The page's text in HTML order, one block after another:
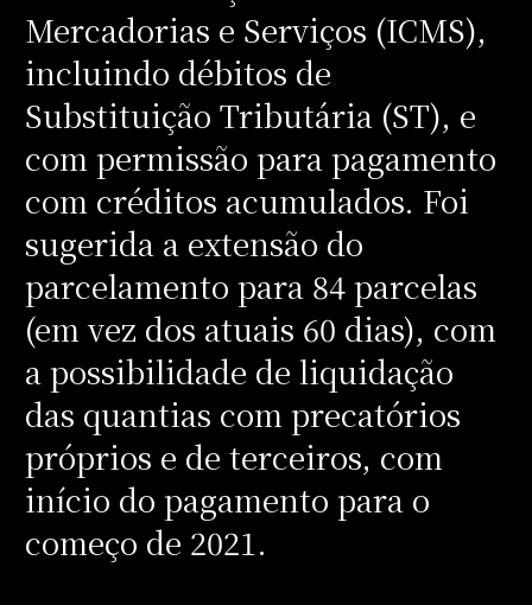
Mercadorias e Serviços (ICMS),
incluindo débitos de
Substituição Tributária (ST), e
com permissão para pagamento
com créditos acumulados. Foi
sugerida a extensão do
parcelamento para 84 parcelas
(em vez dos atuais 60 dias), com
a possibilidade de liquidação
das quantias com precatórios
próprios e de terceiros, com
início do pagamento para o
começo de 2021.